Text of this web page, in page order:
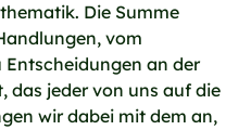
Die Summe
vom
Entscheidungen an der
das jeder von uns auf die
wir dabei mit dem an,